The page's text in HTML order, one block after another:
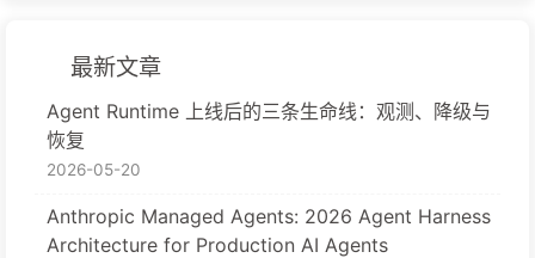
最新文章
Agent Runtime 上线后的三条生命线：观测、降级与
恢复
2026-05-20
Anthropic Managed Agents: 2026 Agent Harness
Architecture for Production AI Agents